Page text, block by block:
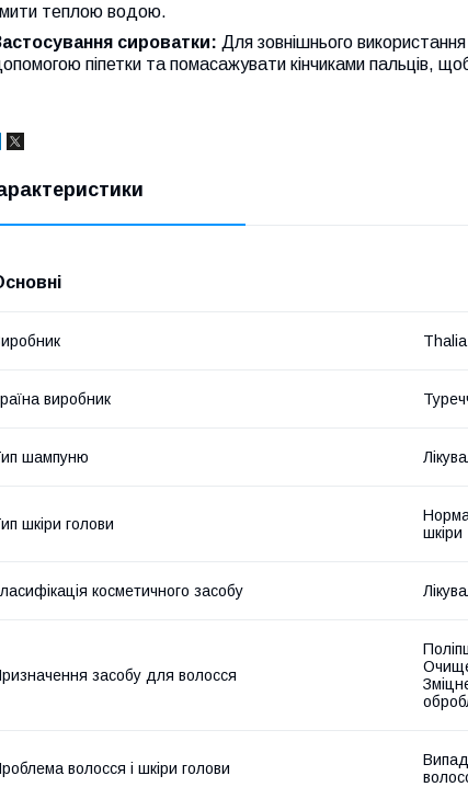
теплою водою.
сироватки: Для зовнішнього
піпетки та помасажувати кінчиками пальців,
Thalia
виробник
шампуню
шкіри голови
шкіри
косметичного засобу
засобу для волосся
волосся і шкіри голови